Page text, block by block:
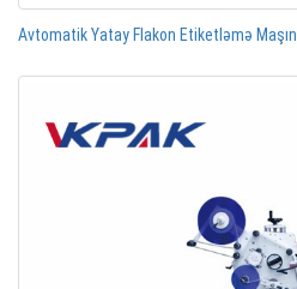
Avtomatik Yatay Flakon Etiketləmə Maşın